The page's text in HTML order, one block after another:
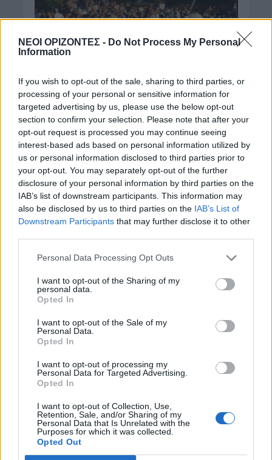
ΝΕΟΙ ΟΡΙΖΟΝΤΕΣ - Do Not Process My Personal
Information
If you wish to opt-out of the sale, sharing to third parties, or
processing of your personal or sensitive information for
targeted advertising by us, please use the below opt-out
section to confirm your selection. Please note that after your
opt-out request is processed you may continue seeing
interest-based ads based on personal information utilized by
us or personal information disclosed to third parties prior to
your opt-out. You may separately opt-out of the further
disclosure of your personal information by third parties on the
IAB’s list of downstream participants. This information may
also be disclosed by us to third parties on the IAB’s List of
Downstream Participants that may further disclose it to other
Personal Data Processing Opt Outs
I want to opt-out of the Sharing of my
personal data.
Opted In
I want to opt-out of the Sale of my
Personal Data.
Opted In
I want to opt-out of processing my
Personal Data for Targeted Advertising.
Opted In
I want to opt-out of Collection, Use,
Retention, Sale, and/or Sharing of my
Personal Data that Is Unrelated with the
Purposes for which it was collected.
Opted Out